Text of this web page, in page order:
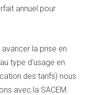
annuel pour
avancer la prise en
type d’usage en
des tarifs) nous
avec la SACEM.